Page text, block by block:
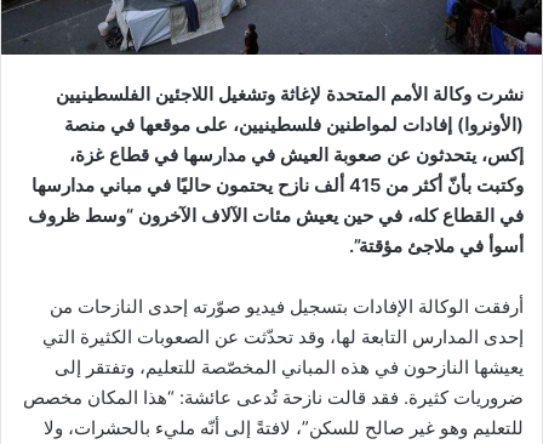
نشرت وكالة الأمم المتحدة لإغاثة وتشغيل اللاجئين الفلسطينيين
(الأونروا) إفادات لمواطنين فلسطينيين، على موقعها في منصة
إكس، يتحدثون عن صعوبة العيش في مدارسها في قطاع غزة،
وكتبت بأنّ أكثر من 415 ألف نازح يحتمون حاليًا في مباني مدارسها
في القطاع كله، في حين يعيش مئات الآلاف الآخرون “وسط ظروف
أسوأ في ملاجئ مؤقتة”.
أرفقت الوكالة الإفادات بتسجيل فيديو صوّرته إحدى النازحات من
إحدى المدارس التابعة لها، وقد تحدّثت عن الصعوبات الكثيرة التي
يعيشها النازحون في هذه المباني المخصّصة للتعليم، وتفتقر إلى
ضروريات كثيرة. فقد قالت نازحة تُدعى عائشة: “هذا المكان مخصص
للتعليم وهو غير صالح للسكن”، لافتةً إلى أنّه مليء بالحشرات، ولا